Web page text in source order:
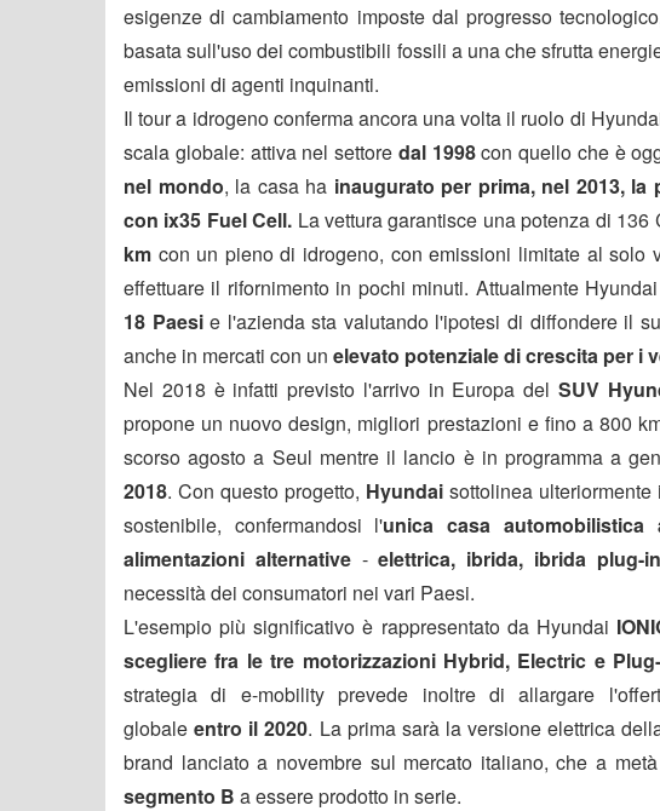
esigenze di cambiamento imposte dal progresso
basata sull'uso dei combustibili fossili a una che sfrutta
emissioni di agenti inquinanti.
Il tour a idrogeno conferma ancora una volta il ruolo di
scala globale: attiva nel settore dal 1998 con quello che è
nel mondo, la casa ha inaugurato per prima, nel 2013,
con ix35 Fuel Cell. La vettura garantisce una potenza di 136
km con un pieno di idrogeno, con emissioni limitate al solo
effettuare il rifornimento in pochi minuti. Attualmente Hyundai
18 Paesi e l'azienda sta valutando l'ipotesi di diffondere il
anche in mercati con un elevato potenziale di crescita per i
Nel 2018 è infatti previsto l'arrivo in Europa del SUV
propone un nuovo design, migliori prestazioni e fino a 800
scorso agosto a Seul mentre il lancio è in programma a
2018. Con questo progetto, Hyundai sottolinea
sostenibile, confermandosi l'unica casa
alimentazioni alternative - elettrica, ibrida, ibrida plug-in
necessità dei consumatori nei vari Paesi.
L'esempio più significativo è rappresentato da Hyundai
scegliere fra le tre motorizzazioni Hybrid, Electric e
strategia di e-mobility prevede inoltre di allargare
globale entro il 2020. La prima sarà la versione elettrica
brand lanciato a novembre sul mercato italiano, che a
segmento B a essere prodotto in serie.